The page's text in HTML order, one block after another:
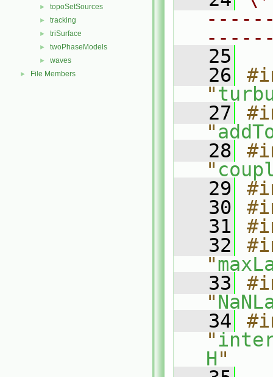
► topoSetSources
► tracking
► triSurface
► twoPhaseModels
► waves
► File Members
   25
   26
"
   27
"
   28
"
   29
   30
   31
   32
"
   33
"
   34
"
H"